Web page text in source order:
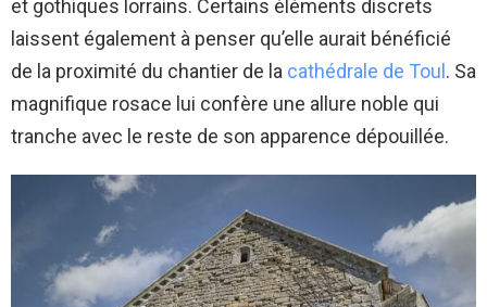
et gothiques lorrains. Certains éléments discrets
laissent également à penser qu’elle aurait bénéficié
de la proximité du chantier de la cathédrale de Toul . Sa
magnifique rosace lui confère une allure noble qui
tranche avec le reste de son apparence dépouillée.